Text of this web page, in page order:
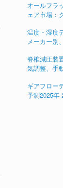
オールフラ
ェア市場：
温度・湿度
メーカー別
脊椎減圧装
気調整、手
ギアフロー
予測2025年